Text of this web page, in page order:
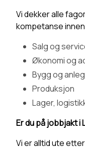
Vi dekker alle
kompetanse
Salg og
Økonomi og
Bygg og
Produksjon
Lager,
Er du på jobbjakt i
Vi er alltid ute